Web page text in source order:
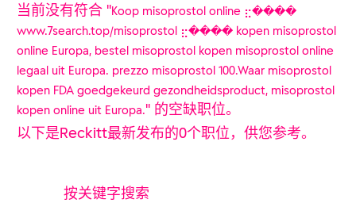
当前没有符合 "Koop misoprostol online ⣖����
www.7search.top/misoprostol ⣖���� kopen misoprostol
online Europa, bestel misoprostol kopen misoprostol online
legaal uit Europa. prezzo misoprostol 100.Waar misoprostol
kopen FDA goedgekeurd gezondheidsproduct, misoprostol
kopen online uit Europa." 的空缺职位。
以下是Reckitt最新发布的0个职位，供您参考。
按关键字搜索